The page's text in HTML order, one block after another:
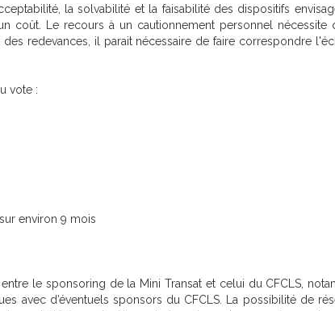
la solvabilité et la faisabilité des dispositifs
Le recours à un cautionnement personnel nécessite
redevances, il parait nécessaire de faire correspondre
vote :
environ 9 mois
le sponsoring de la Mini Transat et celui du CFCLS,
avec d’éventuels sponsors du CFCLS. La possibilité de